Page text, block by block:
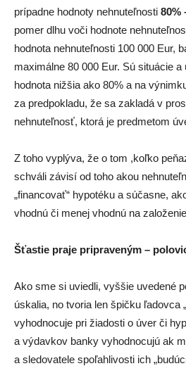
prípadne hodnoty nehnuteľnosti 80%
pomer dlhu voči hodnote
hodnota nehnuteľnosti 100 000 Eur,
maximálne 80 000 Eur. Sú situácie
hodnota nižšia ako 80% a na
za predpokladu, že sa zakladá v
nehnuteľnosť, ktorá je predmetom
Z toho vyplýva, že o tom ,koľko
schváli závisí od toho akou
„financovať“ hypotéku a súčasne,
vhodnú či menej vhodnú na
Šťastie praje pripraveným –
Ako sme si uviedli, vyššie uvedené
úskalia, no tvoria len špičku ľadovca
vyhodnocuje pri žiadosti o úver či
a výdavkov banky vyhodnocujú ak
a sledovatele spoľahlivosti ich